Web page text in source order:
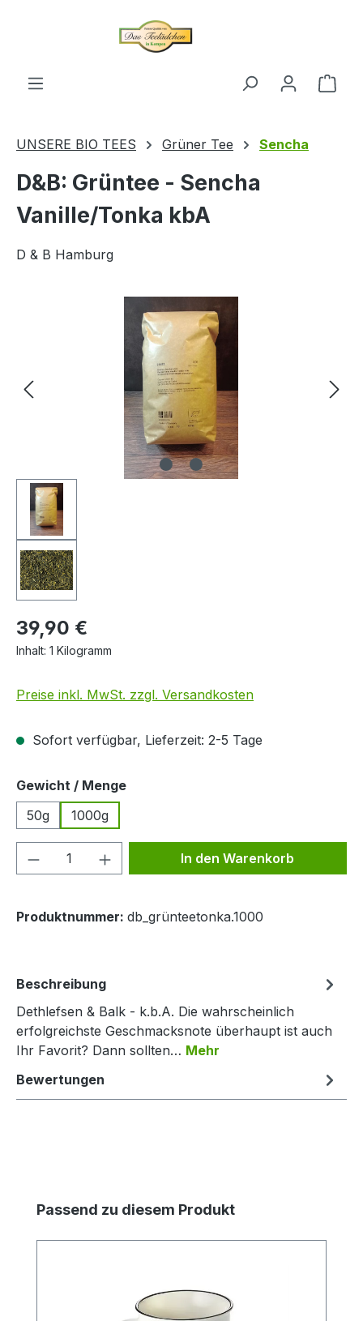
UNSERE BIO TEES Grüner Tee Sencha
D&B: Grüntee - Sencha
Vanille/Tonka kbA
D & B Hamburg
Bildergalerie überspringen
39,90 €
Inhalt: 1 Kilogramm
Preise inkl. MwSt. zzgl. Versandkosten
Sofort verfügbar, Lieferzeit: 2-5 Tage
Gewicht / Mengeauswählen
50g
1000g
Produkt Anzahl: Gib denIn den Warenkorb
Produktnummer: db_grünteetonka.1000
Beschreibung
Dethlefsen & Balk - k.b.A. Die wahrscheinlich
erfolgreichste Geschmacksnote überhaupt ist auch
Ihr Favorit? Dann sollten… Mehr
Bewertungen
Produktgalerie überspringen
Passend zu diesem Produkt